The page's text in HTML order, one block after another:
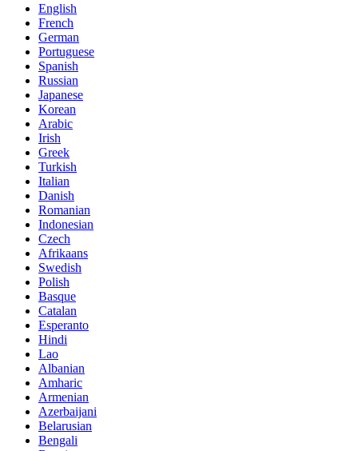
English
French
German
Portuguese
Spanish
Russian
Japanese
Korean
Arabic
Irish
Greek
Turkish
Italian
Danish
Romanian
Indonesian
Czech
Afrikaans
Swedish
Polish
Basque
Catalan
Esperanto
Hindi
Lao
Albanian
Amharic
Armenian
Azerbaijani
Belarusian
Bengali